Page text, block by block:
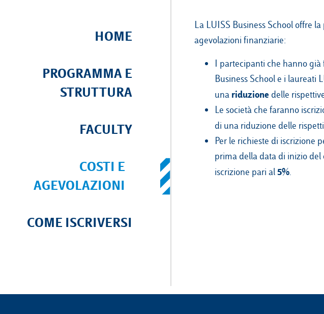
HOME
PROGRAMMA E
STRUTTURA
FACULTY
COSTI E
AGEVOLAZIONI
COME ISCRIVERSI
La LUISS Business School offre
agevolazioni finanziarie:
I partecipanti che hanno
Business School e i laureati
una riduzione delle
Le società che faranno
di una riduzione delle
Per le richieste di iscrizione
prima della data di inizio
iscrizione pari al5%.